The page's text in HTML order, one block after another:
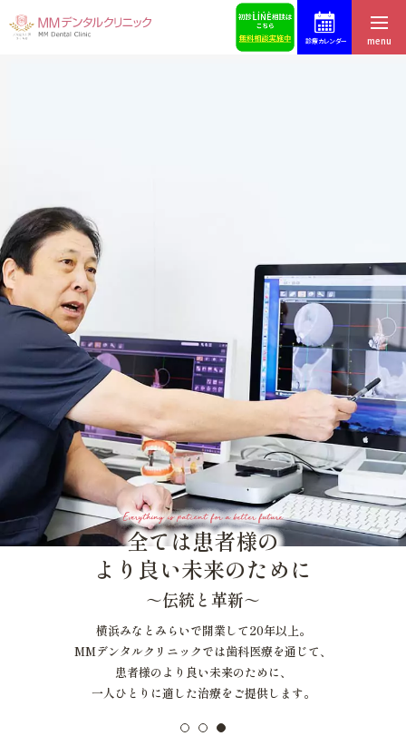
診療カレンダー menu
Everything is patient for a better future
全ては患者様の
より良い未来のために
～伝統と革新～
横浜みなとみらいで開業して20年以上。
MMデンタルクリニックでは歯科医療を通じて、
患者様のより良い未来のために、
一人ひとりに適した治療をご提供します。
医院紹介・アクセス
スタッフ紹介
料金表 歯科コラム
インプラントによる治療
マイクロスコープを用いた治療
矯正歯科
審美的治療
予防・メインテナンス